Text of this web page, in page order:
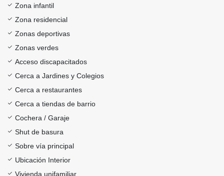
Zona infantil
Zona residencial
Zonas deportivas
Zonas verdes
Acceso discapacitados
Cerca a Jardines y Colegios
Cerca a restaurantes
Cerca a tiendas de barrio
Cochera / Garaje
Shut de basura
Sobre vía principal
Ubicación Interior
Vivienda unifamiliar